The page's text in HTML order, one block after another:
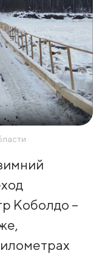
Коболдо –